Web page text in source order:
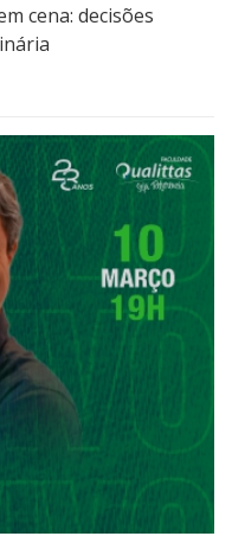
cena: decisões